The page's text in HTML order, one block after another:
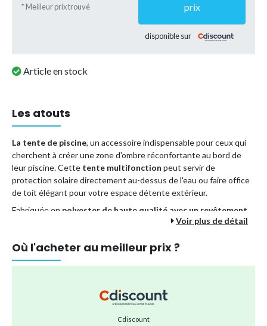
* Meilleur prix trouvé
prix
disponible sur
Article en stock
Les atouts
La tente de piscine, un accessoire indispensable pour ceux qui
cherchent à créer une zone d'ombre réconfortante au bord de
leur piscine. Cette tente multifonction peut servir de
protection solaire directement au-dessus de l'eau ou faire office
de toit élégant pour votre espace détente extérieur.
Fabriquée en polyester de haute qualité avec un revêtement
, elle est spécialement conçue pour offrir une résistance
garantit une solidité et une durabilité exceptionnelles. De plus,
grâce à sesparois en maille
Cette tente est idéale pour despiscines rondes
. Il est important de noter que le produit
Voir plus de détail
Où l'acheter au meilleur prix ?
Cdiscount